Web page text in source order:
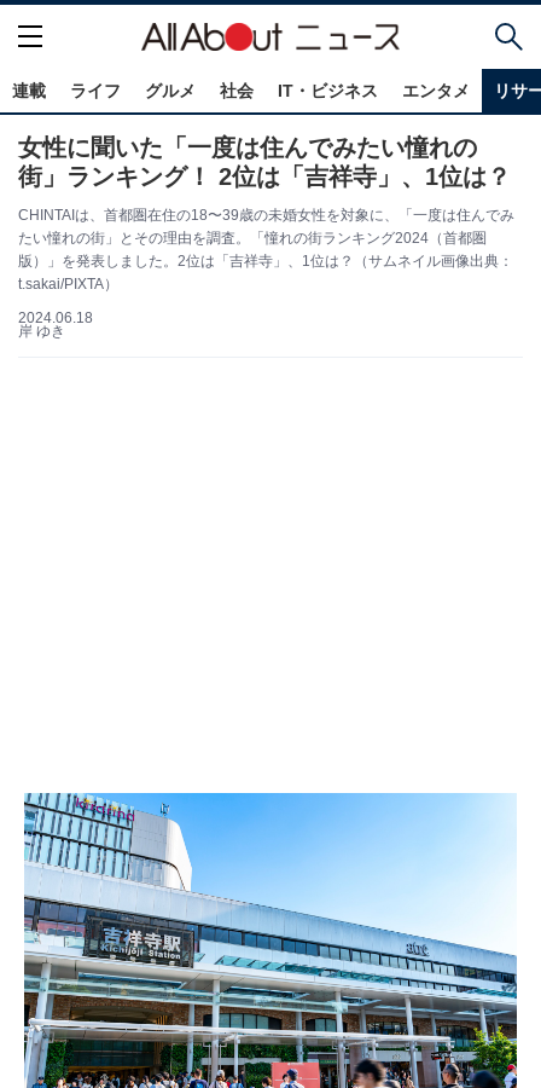
連載 ライフ グルメ 社会 IT・ビジネス エンタメ リサ
女性に聞いた「一度は住んでみたい憧れの
街」ランキング！ 2位は「吉祥寺」、1位は？
CHINTAIは、首都圏在住の18〜39歳の未婚女性を対象に、「一度は住んでみ
たい憧れの街」とその理由を調査。「憧れの街ランキング2024（首都圏
版）」を発表しました。2位は「吉祥寺」、1位は？（サムネイル画像出典：
t.sakai/PIXTA）
2024.06.18
岸 ゆき